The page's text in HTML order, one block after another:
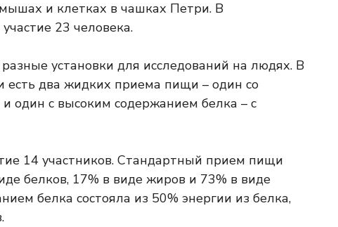
и клетках в чашках Петри. В
23 человека.
установки для исследований на людях. В
есть два жидких приема пищи – один со
один с высоким содержанием белка – с
14 участников. Стандартный прием пищи
белков, 17% в виде жиров и 73% в виде
белка состояла из 50% энергии из белка,